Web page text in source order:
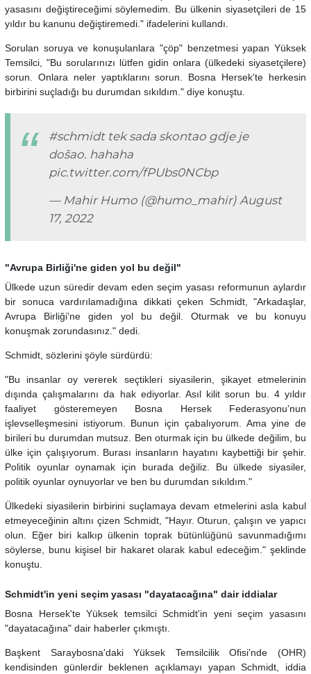
yasasını değiştireceğimi söylemedim. Bu ülkenin siyasetçileri de 15
yıldır bu kanunu değiştiremedi." ifadelerini kullandı.
Sorulan soruya ve konuşulanlara "çöp" benzetmesi yapan Yüksek
Temsilci, "Bu sorularınızı lütfen gidin onlara (ülkedeki siyasetçilere)
sorun. Onlara neler yaptıklarını sorun. Bosna Hersek'te herkesin
birbirini suçladığı bu durumdan sıkıldım." diye konuştu.
#schmidttek sada skontao gdje je
došao. hahaha
pic.twitter.com/fPUbs0NCbp
— Mahir Humo (@humo_mahir) August
17, 2022
"Avrupa Birliği'ne giden yol bu değil"
Ülkede uzun süredir devam eden seçim yasası reformunun aylardır
bir sonuca vardırılamadığına dikkati çeken Schmidt, "Arkadaşlar,
Avrupa Birliği'ne giden yol bu değil. Oturmak ve bu konuyu
konuşmak zorundasınız." dedi.
Schmidt, sözlerini şöyle sürdürdü:
"Bu insanlar oy vererek seçtikleri siyasilerin, şikayet etmelerinin
dışında çalışmalarını da hak ediyorlar. Asıl kilit sorun bu. 4 yıldır
faaliyet gösteremeyen Bosna Hersek Federasyonu'nun
işlevselleşmesini istiyorum. Bunun için çabalıyorum. Ama yine de
birileri bu durumdan mutsuz. Ben oturmak için bu ülkede değilim, bu
ülke için çalışıyorum. Burası insanların hayatını kaybettiği bir şehir.
Politik oyunlar oynamak için burada değiliz. Bu ülkede siyasiler,
politik oyunlar oynuyorlar ve ben bu durumdan sıkıldım."
Ülkedeki siyasilerin birbirini suçlamaya devam etmelerini asla kabul
etmeyeceğinin altını çizen Schmidt, "Hayır. Oturun, çalışın ve yapıcı
olun. Eğer biri kalkıp ülkenin toprak bütünlüğünü savunmadığımı
söylerse, bunu kişisel bir hakaret olarak kabul edeceğim." şeklinde
konuştu.
Schmidt'in yeni seçim yasası "dayatacağına" dair iddialar
Bosna Hersek'te Yüksek temsilci Schmidt'in yeni seçim yasasını
"dayatacağına" dair haberler çıkmıştı.
Başkent Saraybosna'daki Yüksek Temsilcilik Ofisi'nde (OHR)
kendisinden günlerdir beklenen açıklamayı yapan Schmidt, iddia